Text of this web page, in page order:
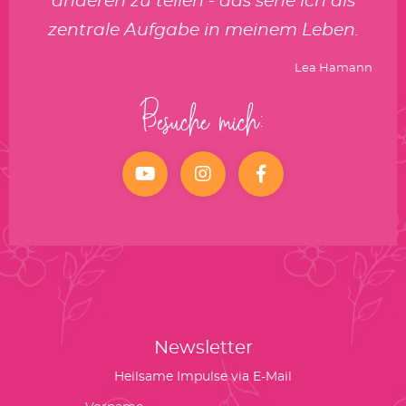
zentrale Aufgabe in meinem Leben.
Lea Hamann
Besuche mich:
YouTube Instagramfacebook
Newsletter
Heilsame Impulse via E-Mail